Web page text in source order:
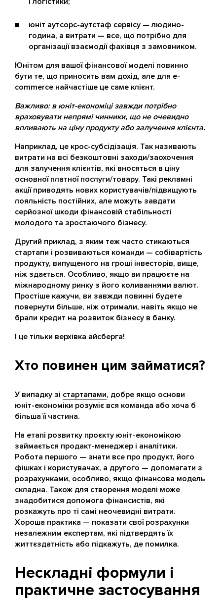
юніт аутсорс-аутстаф сервісу — людино-
година, а витрати — все, що потрібно для
організації взаємодії фахівця з замовником.
Юнітом для вашої фінансової моделі повинно
бути те, що приносить вам дохід, але для e-
commerce найчастіше це саме клієнт.
Важливо: в юніт-економіці завжди потрібно
враховувати непрямі чинники, що не очевидно
впливають на ціну продукту або залучення клієнта.
Наприклад, це крос-субсідізація. Так називають
витрати на всі безкоштовні заходи/заохочення
для залучення клієнтів, які вносяться в ціну
основної платної послуги/товару. Такі рекламні
акції приводять нових користувачів/підвищують
лояльність постійних, але можуть завдати
серйозної шкоди фінансовій стабільності
молодого та зростаючого бізнесу.
Другий приклад, з яким теж часто стикаються
стартапи і розвиваються команди — собівартість
продукту, випущеного на гроші інвесторів, вище,
ніж здається. Особливо, якщо ви працюєте на
міжнародному ринку з його коливаннями валют.
Простіше кажучи, ви завжди повинні будете
повернути більше, ніж отримали, навіть якщо не
брали кредит на розвиток бізнесу в банку.
І це тільки верхівка айсберга!
Хто повинен цим займатися?
У випадку зі стартапами, добре якщо основи
юніт-економіки розуміє вся команда або хоча б
більша її частина.
На етапі розвитку проєкту юніт-економікою
займається продакт-менеджер і аналітики.
Робота першого — знати все про продукт, його
фішках і користувачах, а другого — допомагати з
розрахунками, особливо, якщо фінансова модель
складна. Також для створення моделі може
знадобитися допомога фінансистів, які
розкажуть про ті самі неочевидні витрати.
Хороша практика — показати свої розрахунки
незалежним експертам, які підтвердять їх
життєздатність або підкажуть, де помилка.
Нескладні формули і
практичне застосування